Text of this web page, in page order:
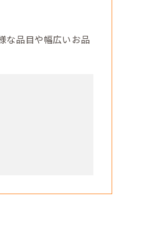
な品目や幅広いお品